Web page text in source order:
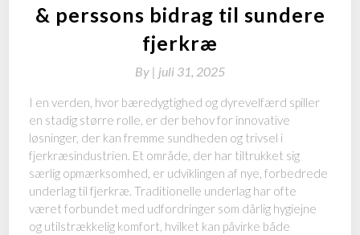
& perssons bidrag til sundere
fjerkræ
By | juli 31, 2025
I en verden, hvor bæredygtighed og dyrevelfærd spiller
en stadig større rolle, er der behov for innovative
løsninger, der kan fremme sundheden og trivsel i
fjerkræsindustrien. Et område, der har tiltrukket sig
særlig opmærksomhed, er udviklingen af nye, forbedrede
underlag til fjerkræ. Traditionelle underlag har ofte
været forbundet med udfordringer som dårlig hygiejne
og utilstrækkelig komfort, hvilket kan påvirke både